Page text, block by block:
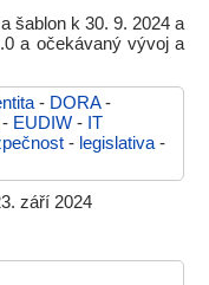
šablon k 30. 9. 2024 a
a očekávaný vývoj a
- DORA-
- EUDIW - IT
- legislativa -
září 2024